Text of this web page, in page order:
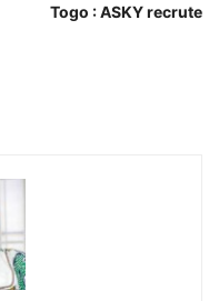
Togo : ASKY recrute